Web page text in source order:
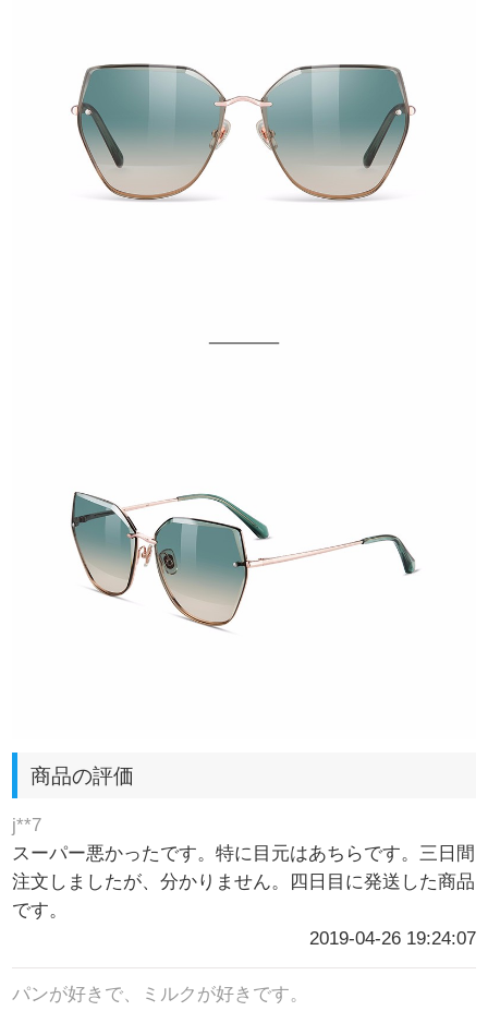
商品の評価
j**7
スーパー悪かったです。特に目元はあちらです。三日間
注文しましたが、分かりません。四日目に発送した商品
です。
2019-04-26 19:24:07
パンが好きで、ミルクが好きです。